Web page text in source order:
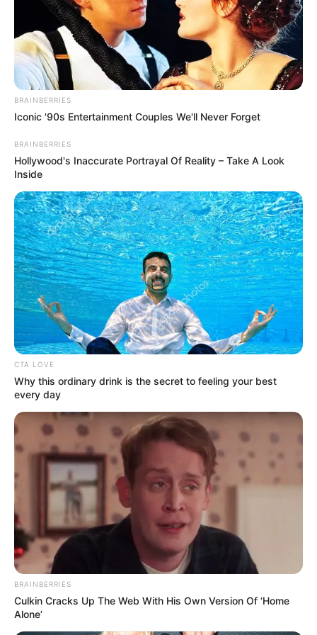
ΔΗΜΟΦΙΛΗ ΑΡΘΡΑ
BRICS: Η Ρωσία Και Η Ινδία Δεν
BRAINBERRIES
Iconic '90s Entertainment Couples We'll Never Forget
BRAINBERRIES
Hollywood's Inaccurate Portrayal Of Reality – Take A Look
Inside
CTA LOVE
Why this ordinary drink is the secret to feeling your best
every day
BRAINBERRIES
Culkin Cracks Up The Web With His Own Version Of ‘Home
Alone’